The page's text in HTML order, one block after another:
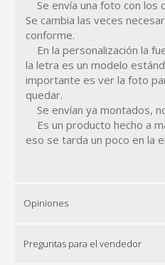
Se envía una foto con los
Se cambia las veces
conforme.
En la personalización la
la letra es un modelo
importante es ver la foto
quedar.
Se envían ya montados,
Es un producto hecho a
eso se tarda un poco en la
Opiniones
Preguntas para el vendedor